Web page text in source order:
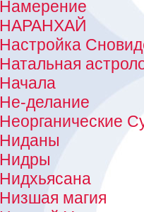
Намерение
НАРАНХАЙ
Настройка
Натальная
Начала
Не-делание
Неорганические
Ниданы
Нидры
Нидхьясана
Низшая магия